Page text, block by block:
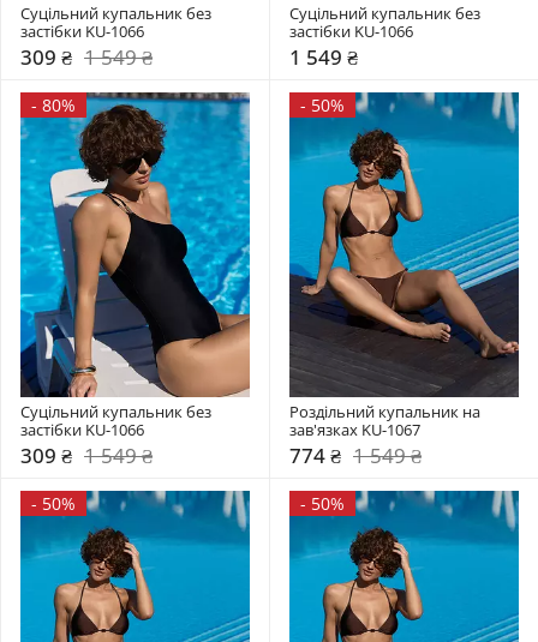
Суцільний купальник без
застібки KU-1066
309 ₴ 1 549 ₴
Суцільний купальник без
застібки KU-1066
1 549 ₴
- 80%
Суцільний купальник без
застібки KU-1066
309 ₴ 1 549 ₴
- 50%
Роздільний купальник на
зав'язках KU-1067
774 ₴ 1 549 ₴
- 50% - 50%